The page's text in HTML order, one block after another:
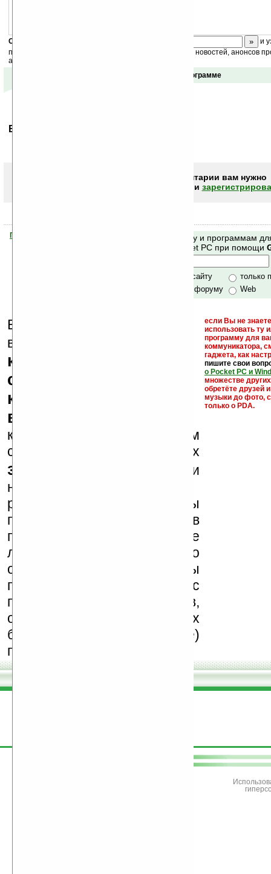
Скоро
и
получайте ежедневный или еженедельный дайджест новостей, анонсов
акций сайта на ваш почтовый ящик.
Отзывы о программе
Ваше мнение будет первым.
Чтобы писать комментарии вам нужно
или
Помогите Ладошкам стать лучше
Поиск по сайту и программам
Mobile и Pocket PC при помощи
только по сайту
только
по сайту и форуму
Web
Еще раз обращаем
внимание, что
кряки - лекарства,
серийные номера,
ключи и ссылки на
варезные сайты
если Вы не
использовать ту
программу для
коммуникатора,
гаджета, как
пишите свои
о Pocket PC и
множестве
обретёте друзей
музыки до фото,
только о PDA.
к публикации на нашем
сайте в комментариях
запрещены
, как и
несанкционированная
реклама (спам). Мы
поддерживаем авторов
программ и развитие
легального программного
обеспечения. Также мы
призываем Вас
поддерживать авторов,
особенно создающих
бесплатные (freeware)
программы.